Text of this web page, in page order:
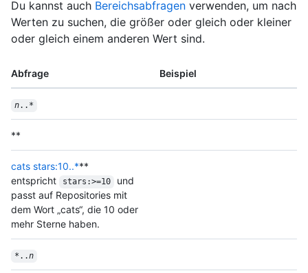
Du kannst auch Bereichsabfragen verwenden, um nach
Werten zu suchen, die größer oder gleich oder kleiner
oder gleich einem anderen Wert sind.
Abfrage Beispiel
n..*
**
cats stars:10..***
entspricht
stars:>=10
und
passt auf Repositories mit
dem Wort „cats“, die 10 oder
mehr Sterne haben.
*..n